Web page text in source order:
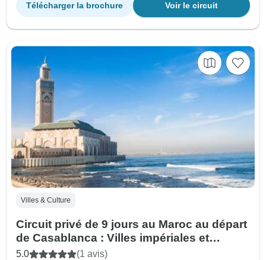
Voir le circuit
Télécharger la brochure
Villes & Culture
Circuit privé de 9 jours au Maroc au départ
de Casablanca : Villes impériales et
aventure dans le désert
5.0 (1 avis)